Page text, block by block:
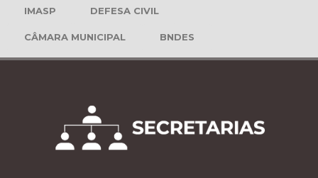
IMASP DEFESA CIVIL
CÂMARA MUNICIPAL BNDES